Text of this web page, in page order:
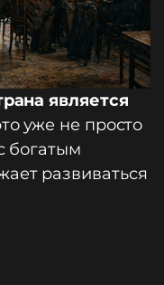
является
уже не просто
богатым
развиваться